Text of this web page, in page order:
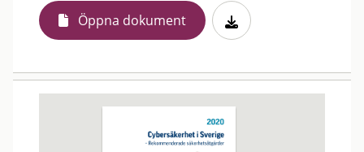
Öppna dokument